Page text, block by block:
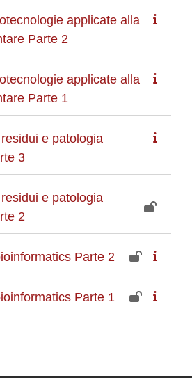
applicate alla
Parte 2
applicate alla
Parte 1
e patologia
3
e patologia
2
Parte 2
Parte 1